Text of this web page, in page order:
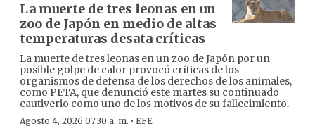
La muerte de tres leonas en un
zoo de Japón en medio de altas
temperaturas desata críticas
La muerte de tres leonas en un zoo de Japón por un
posible golpe de calor provocó críticas de los
organismos de defensa de los derechos de los animales,
como PETA, que denunció este martes su continuado
cautiverio como uno de los motivos de su fallecimiento.
Agosto 4, 2026 07:30 a. m. · EFE